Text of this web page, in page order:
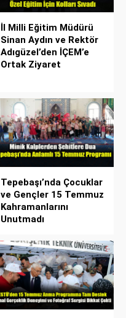
İl Milli Eğitim Müdürü
Sinan Aydın ve Rektör
Adıgüzel’den İÇEM’e
Ortak Ziyaret
Tepebaşı’nda Çocuklar
ve Gençler 15 Temmuz
Kahramanlarını
Unutmadı